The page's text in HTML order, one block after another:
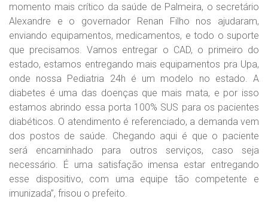
momento mais crítico da saúde de Palmeira, o secretário
Alexandre e o governador Renan Filho nos ajudaram,
enviando equipamentos, medicamentos, e todo o suporte
que precisamos. Vamos entregar o CAD, o primeiro do
estado, estamos entregando mais equipamentos pra Upa,
onde nossa Pediatria 24h é um modelo no estado. A
diabetes é uma das doenças que mais mata, e por isso
estamos abrindo essa porta 100% SUS para os pacientes
diabéticos. O atendimento é referenciado, a demanda vem
dos postos de saúde. Chegando aqui é que o paciente
será encaminhado para outros serviços, caso seja
necessário. É uma satisfação imensa estar entregando
esse dispositivo, com uma equipe tão competente e
imunizada”, frisou o prefeito.